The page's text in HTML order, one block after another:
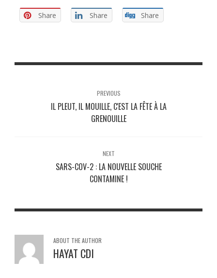
Share Share Share
PREVIOUS
IL PLEUT, IL MOUILLE, C'EST LA FÊTE À LA
GRENOUILLE
NEXT
SARS-COV-2 : LA NOUVELLE SOUCHE
CONTAMINE !
ABOUT THE AUTHOR
HAYAT CDI